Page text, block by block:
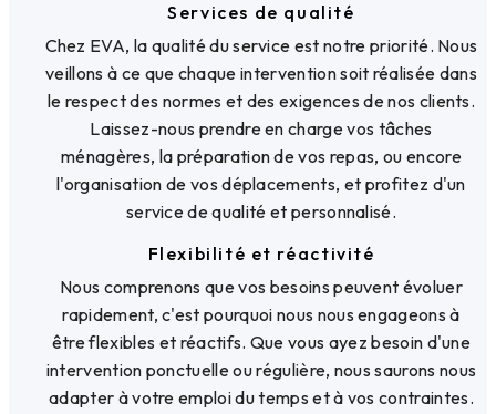
Services de qualité
Chez EVA, la qualité du service est notre priorité. Nous
veillons à ce que chaque intervention soit réalisée dans
le respect des normes et des exigences de nos clients.
Laissez-nous prendre en charge vos tâches
ménagères, la préparation de vos repas, ou encore
l'organisation de vos déplacements, et profitez d'un
service de qualité et personnalisé.
Flexibilité et réactivité
Nous comprenons que vos besoins peuvent évoluer
rapidement, c'est pourquoi nous nous engageons à
être flexibles et réactifs. Que vous ayez besoin d'une
intervention ponctuelle ou régulière, nous saurons nous
adapter à votre emploi du temps et à vos contraintes.